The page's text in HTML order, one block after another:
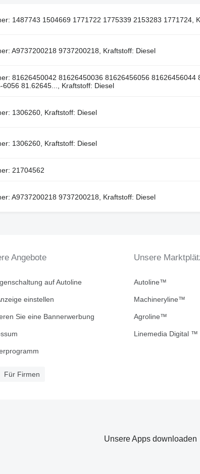
1487743 1504669 1771722 1775339 2153283 1771724,
A9737200218 9737200218, Kraftstoff: Diesel
81626450042 81626450036 81626456056 81626456044
6056 81.62645..., Kraftstoff: Diesel
1306260, Kraftstoff: Diesel
1306260, Kraftstoff: Diesel
21704562
A9737200218 9737200218, Kraftstoff: Diesel
Angebote
auf Autoline
einstellen
Sie eine Bannerwerbung
Für Firmen
Unsere
Autoline™
Machineryline™
Agroline™
Linemedia Digital ™
Unsere Apps downloaden